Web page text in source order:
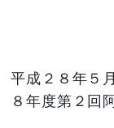
平成２８年５
８年度第２ 回